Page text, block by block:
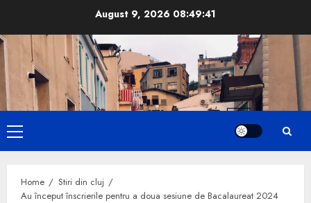
content
August 9, 2026 08:49:42
Primary
Menu
Home
Stiri din cluj
Au început înscrierile pentru a doua sesiune de Bacalaureat 2024